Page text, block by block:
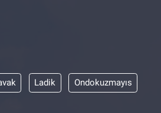
Ladik Ondokuzmayıs